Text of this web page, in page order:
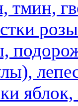
тмин,
розы